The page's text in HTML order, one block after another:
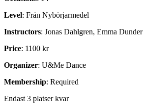
Level: Från Nybörjarmedel
Instructors: Jonas Dahlgren, Emma Dunder
Price: 1100 kr
Organizer: U&Me Dance
Membership: Required
Endast 3 platser kvar